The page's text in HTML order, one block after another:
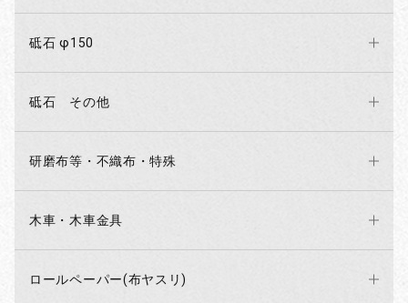
砥石 φ150
砥石 その他
研磨布等・不織布・特殊
木車・木車金具
ロールペーパー(布ヤスリ)